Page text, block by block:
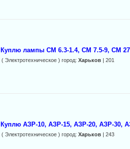
Куплю лампы СМ 6.3-1.4, СМ 7.5-9, СМ
( Электротехническое ) город: Харьков| 201
Куплю АЗР-10, АЗР-15, АЗР-20, АЗР-30,
( Электротехническое ) город: Харьков| 243